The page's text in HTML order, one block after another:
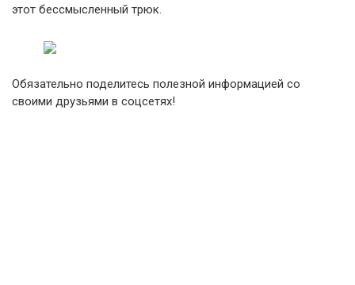
этот бессмысленный трюк.
Обязательно поделитесь полезной информацией со
своими друзьями в соцсетях!